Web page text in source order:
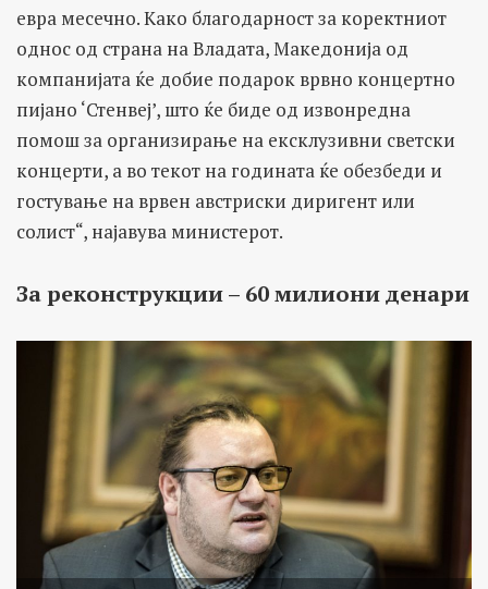
евра месечно. Како благодарност за коректниот
однос од страна на Владата, Македонија од
компанијата ќе добие подарок врвно концертно
пијано ‘Стенвеј’, што ќе биде од извонредна
помош за организирање на ексклузивни светски
концерти, а во текот на годинатa ќе обезбеди и
гостување на врвен австриски диригент или
солист“, најавува министерот.
За реконструкции – 60 милиони денари